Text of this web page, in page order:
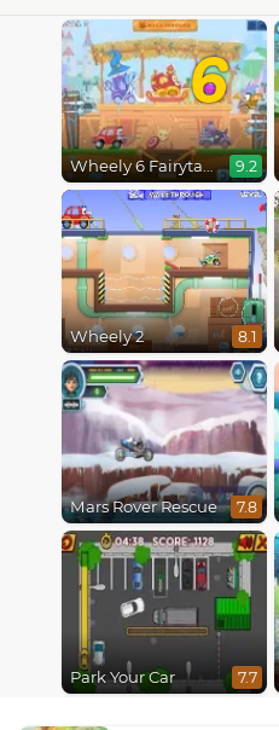
6
Wheely 6 Fairytale 9.2
Wheely 2 8.1
Mars Rover Rescue 7.8
Park Your Car 7.7